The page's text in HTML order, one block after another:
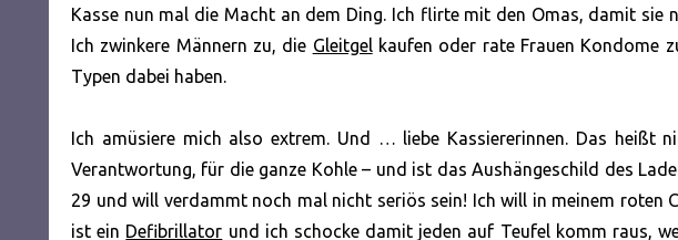
Kasse nun mal die Macht an dem Ding. Ich flirte mit den Omas, damit sie
Ich zwinkere Männern zu, die Gleitgelkaufen oder rate Frauen Kondome
Typen dabei haben.
Ich amüsiere mich also extrem. Und … liebe Kassiererinnen. Das heißt
Verantwortung, für die ganze Kohle – und ist das Aushängeschild des
29 und will verdammt noch mal nicht seriös sein! Ich will in meinem roten
ist ein Defibrillator und ich schocke damit jeden auf Teufel komm raus,